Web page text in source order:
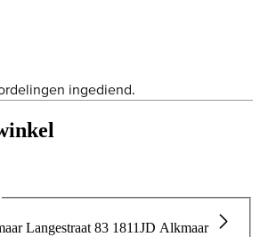
Langestraat 83 1811JD Alkmaar